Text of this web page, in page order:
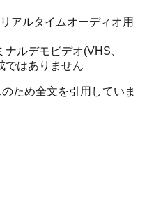
アルタイムオーディオ用
ナルデモビデオ(VHS、
はありません
ため全文を引用していま